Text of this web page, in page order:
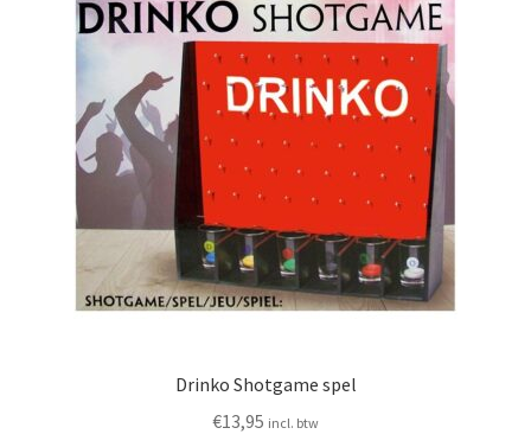
Drinko Shotgame spel
€13,95 incl. btw